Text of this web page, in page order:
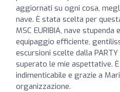
aggiornati su ogni cosa,
nave. È stata scelta per
MSC EURIBIA, nave
equipaggio efficiente,
escursioni scelte dalla PARTY
superato le mie aspettative.
indimenticabile e grazie a
organizzazione.